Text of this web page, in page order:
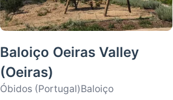
Baloiço Oeiras Valley
(Oeiras)
Óbidos (Portugal)Baloiço